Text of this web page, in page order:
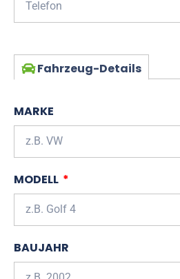
Fahrzeug-Details
MARKE
MODELL
BAUJAHR